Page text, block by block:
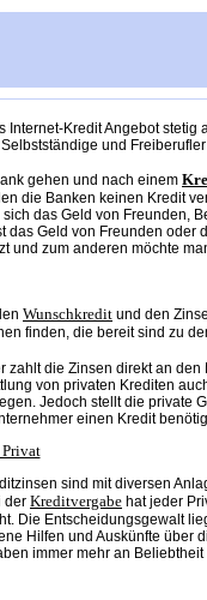
Internet-Kredit Angebot stetig
und
gehen und nach einem
die Banken keinen Kredit
das Geld von Freunden,
das Geld von Freunden oder
und zum anderen möchte
Wunschkredit und den
finden, die bereit sind zu
zahlt die Zinsen direkt an den
von privaten Krediten
Jedoch stellt die private
einen Kredit
sind mit diversen
der Kreditvergabe hat jeder
Die Entscheidungsgewalt
Hilfen und Auskünfte über
immer mehr an